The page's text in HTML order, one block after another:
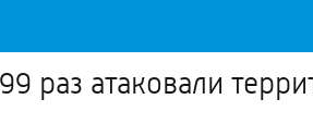
раз атаковали